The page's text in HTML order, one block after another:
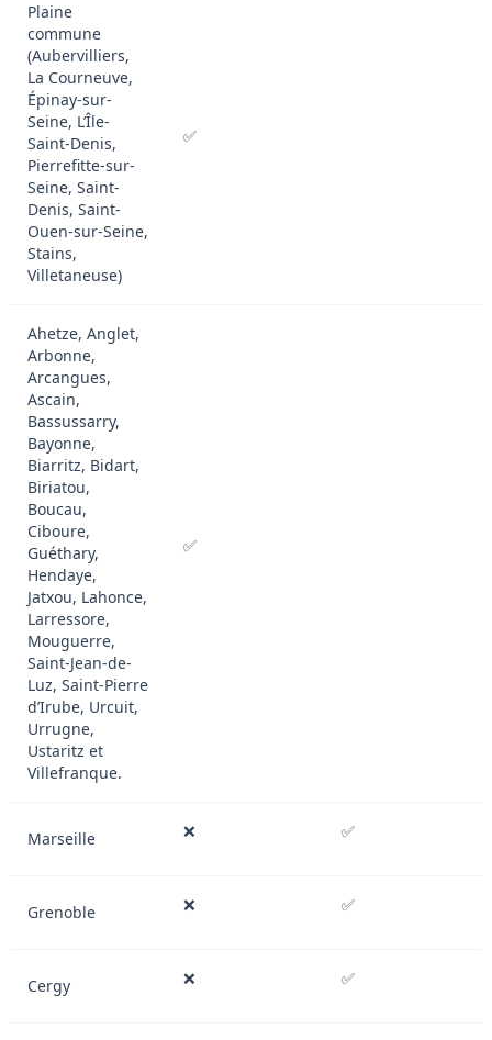
Plaine
commune
(Aubervilliers,
La Courneuve,
Épinay-sur-
Seine, L’Île-
Saint-Denis,
Pierrefitte-sur-
Seine, Saint-
Denis, Saint-
Ouen-sur-Seine,
Stains,
Villetaneuse)
✅
Ahetze, Anglet,
Arbonne,
Arcangues,
Ascain,
Bassussarry,
Bayonne,
Biarritz, Bidart,
Biriatou,
Boucau,
Ciboure,
Guéthary,
Hendaye,
Jatxou, Lahonce,
Larressore,
Mouguerre,
Saint-Jean-de-
Luz, Saint-Pierre
d’Irube, Urcuit,
Urrugne,
Ustaritz et
Villefranque.
✅
Marseille ❌ ✅
Grenoble ❌ ✅
Cergy ❌ ✅